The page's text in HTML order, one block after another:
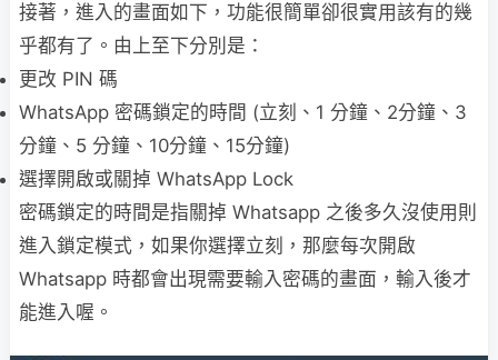
接著，進入的畫面如下，功能很簡單卻很實用該有的幾
乎都有了。由上至下分別是：
更改 PIN 碼
WhatsApp 密碼鎖定的時間 (立刻、1 分鐘、2分鐘、3
分鐘、5 分鐘、10分鐘、15分鐘)
選擇開啟或關掉 WhatsApp Lock
密碼鎖定的時間是指關掉 Whatsapp 之後多久沒使用則
進入鎖定模式，如果你選擇立刻，那麼每次開啟
Whatsapp 時都會出現需要輸入密碼的畫面，輸入後才
能進入喔。